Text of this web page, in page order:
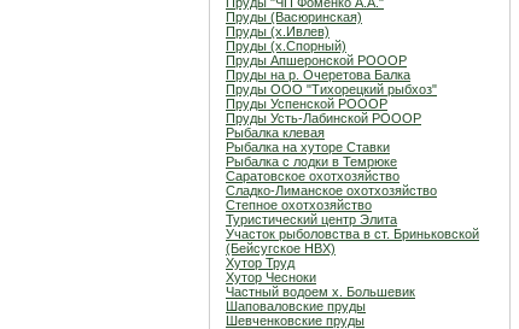
Пруды (Васюринская)
Пруды (х.Ивлев)
Пруды (х.Спорный)
Пруды Апшеронской РОООР
Пруды на р. Очеретова Балка
Пруды ООО "Тихорецкий рыбхоз"
Пруды Успенской РОООР
Пруды Усть-Лабинской РОООР
Рыбалка клевая
Рыбалка на хуторе Ставки
Рыбалка с лодки в Темрюке
Саратовское охотхозяйство
Сладко-Лиманское охотхозяйство
Степное охотхозяйство
Туристический центр Элита
Участок рыболовства в ст. Бриньковской
(Бейсугское НВХ)
Хутор Труд
Хутор Чесноки
Частный водоем х. Большевик
Шаповаловские пруды
Шевченковские пруды